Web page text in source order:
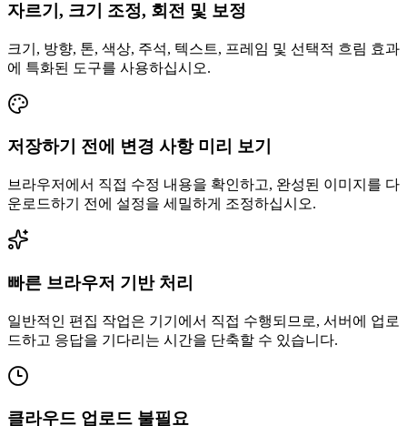
자르기, 크기 조정, 회전 및 보정
크기, 방향, 톤, 색상, 주석, 텍스트, 프레임 및 선택적 흐림 효과
에 특화된 도구를 사용하십시오.
저장하기 전에 변경 사항 미리 보기
브라우저에서 직접 수정 내용을 확인하고, 완성된 이미지를 다
운로드하기 전에 설정을 세밀하게 조정하십시오.
빠른 브라우저 기반 처리
일반적인 편집 작업은 기기에서 직접 수행되므로, 서버에 업로
드하고 응답을 기다리는 시간을 단축할 수 있습니다.
클라우드 업로드 불필요